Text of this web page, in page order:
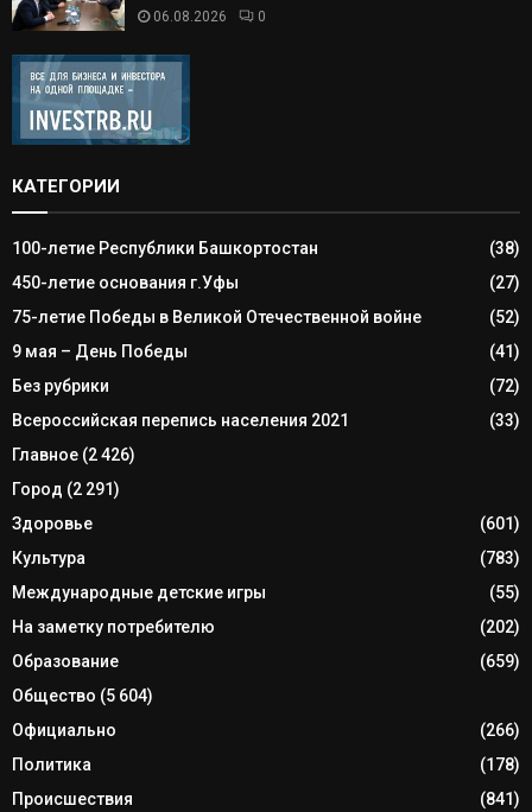
06.08.2026 0
КАТЕГОРИИ
100-летие Республики Башкортостан
(38)
450-летие основания г.Уфы
(27)
75-летие Победы в Великой Отечественной войне
(52)
9 мая – День Победы
(41)
Без рубрики
(72)
Всероссийская перепись населения 2021
(33)
Главное (2 426)
Город (2 291)
Здоровье
(601)
Культура
(783)
Международные детские игры
(55)
На заметку потребителю
(202)
Образование
(659)
Общество (5 604)
Официально
(266)
Политика
(178)
Происшествия
(841)